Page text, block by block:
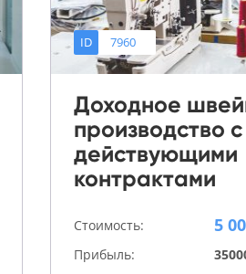
ID 7960
Доходное
производство с
действующими
контрактами
Стоимость: 5
Прибыль: